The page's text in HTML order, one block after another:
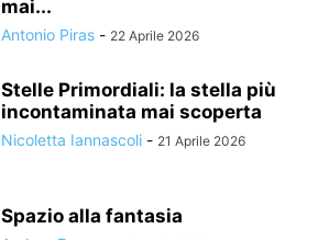
mai...
Antonio Piras - 22 Aprile 2026
Stelle Primordiali: la stella più
incontaminata mai scoperta
Nicoletta Iannascoli - 21 Aprile 2026
Spazio alla fantasia